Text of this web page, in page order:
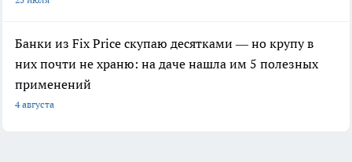
Банки из Fix Price скупаю десятками — но крупу в
них почти не храню: на даче нашла им 5 полезных
применений
4 августа